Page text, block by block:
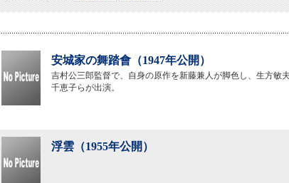
安城家の舞踏會（1947年公開）
吉村公三郎監督で、自身の原作を新藤兼人が脚色し、生方敏
千恵子らが出演。
浮雲（1955年公開）